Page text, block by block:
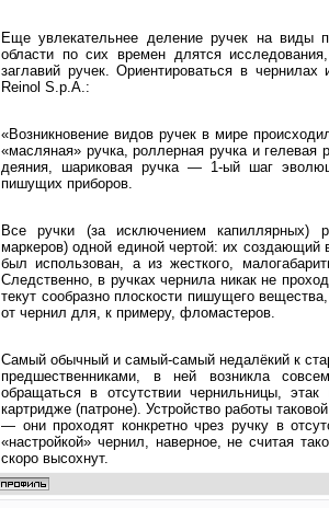
Еще увлекательнее деление ручек на виды
области по сих времен длятся
заглавий ручек. Ориентироваться в
Reinol S.p.A.:
«Возникновение видов ручек в мире
«масляная» ручка, роллерная ручка и
деяния, шариковая ручка — 1-ый шаг
пишущих приборов.
Все ручки (за исключением капиллярных)
маркеров) одной единой чертой: их создающий
был использован, а из жесткого,
Следственно, в ручках чернила никак не
текут сообразно плоскости пишущего
от чернил для, к примеру, фломастеров.
Самый обычный и самый-самый недалёкий к
предшественниками, в ней возникла
обращаться в отсутствии чернильницы,
картридже (патроне). Устройство работы
— они проходят конкретно чрез ручку в
«настройкой» чернил, наверное, не считая
скоро высохнут.